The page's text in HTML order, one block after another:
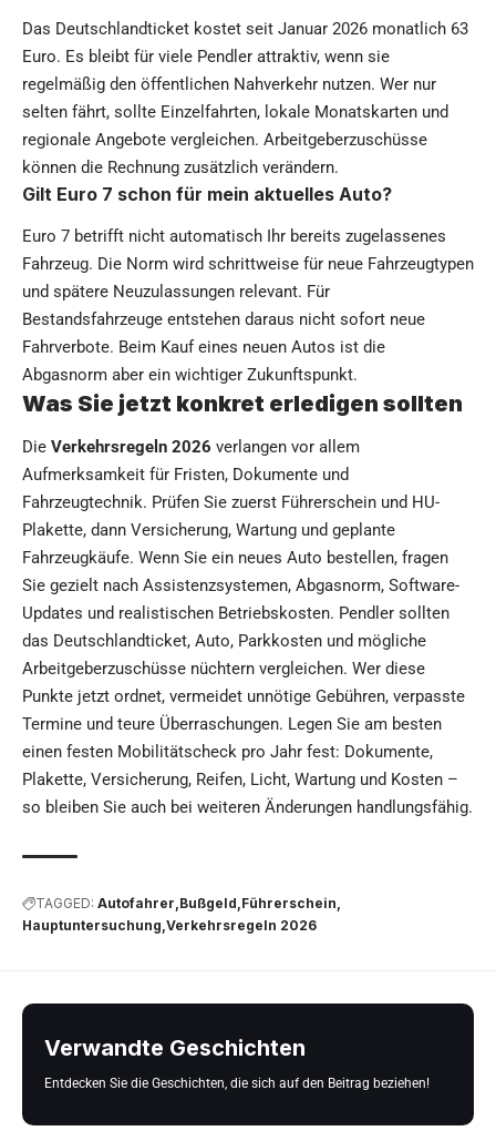
Das Deutschlandticket kostet seit Januar 2026 monatlich 63
Euro. Es bleibt für viele Pendler attraktiv, wenn sie
regelmäßig den öffentlichen Nahverkehr nutzen. Wer nur
selten fährt, sollte Einzelfahrten, lokale Monatskarten und
regionale Angebote vergleichen. Arbeitgeberzuschüsse
können die Rechnung zusätzlich verändern.
Gilt Euro 7 schon für mein aktuelles Auto?
Euro 7 betrifft nicht automatisch Ihr bereits zugelassenes
Fahrzeug. Die Norm wird schrittweise für neue Fahrzeugtypen
und spätere Neuzulassungen relevant. Für
Bestandsfahrzeuge entstehen daraus nicht sofort neue
Fahrverbote. Beim Kauf eines neuen Autos ist die
Abgasnorm aber ein wichtiger Zukunftspunkt.
Was Sie jetzt konkret erledigen sollten
Die Verkehrsregeln 2026 verlangen vor allem
Aufmerksamkeit für Fristen, Dokumente und
Fahrzeugtechnik. Prüfen Sie zuerst Führerschein und HU-
Plakette, dann Versicherung, Wartung und geplante
Fahrzeugkäufe. Wenn Sie ein neues Auto bestellen, fragen
Sie gezielt nach Assistenzsystemen, Abgasnorm, Software-
Updates und realistischen Betriebskosten. Pendler sollten
das Deutschlandticket, Auto, Parkkosten und mögliche
Arbeitgeberzuschüsse nüchtern vergleichen. Wer diese
Punkte jetzt ordnet, vermeidet unnötige Gebühren, verpasste
Termine und teure Überraschungen. Legen Sie am besten
einen festen Mobilitätscheck pro Jahr fest: Dokumente,
Plakette, Versicherung, Reifen, Licht, Wartung und Kosten –
so bleiben Sie auch bei weiteren Änderungen handlungsfähig.
TAGGED: Autofahrer Bußgeld Führerschein
Hauptuntersuchung Verkehrsregeln 2026
Verwandte Geschichten
Entdecken Sie die Geschichten, die sich auf den Beitrag beziehen!